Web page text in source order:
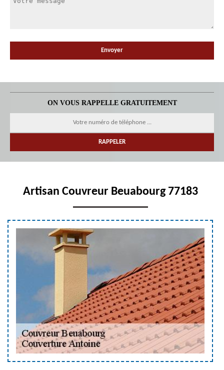
ON VOUS RAPPELLE GRATUITEMENT
Artisan Couvreur Beuabourg 77183